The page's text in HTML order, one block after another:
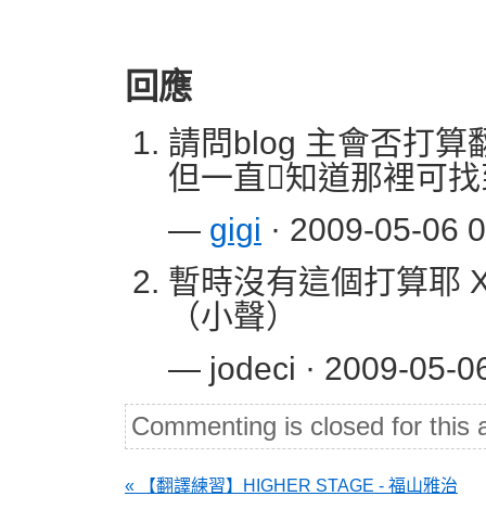
回應
請問blog 主會否打算
但一直知道那裡可
— gigi · 2009-05-06
暫時沒有這個打算耶
（小聲）
— jodeci · 2009-05-
Commenting is closed for this
« 【翻譯練習】HIGHER STAGE - 福山雅治